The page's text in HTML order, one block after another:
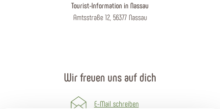
Tourist-Information in Nassau
Amtsstraße 12, 56377 Nassau
Wir freuen uns auf dich
E-Mail schreiben